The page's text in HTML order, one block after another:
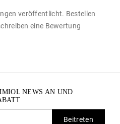
veröffentlicht. Bestellen
eine Bewertung
NEWS AN UND
Beitreten